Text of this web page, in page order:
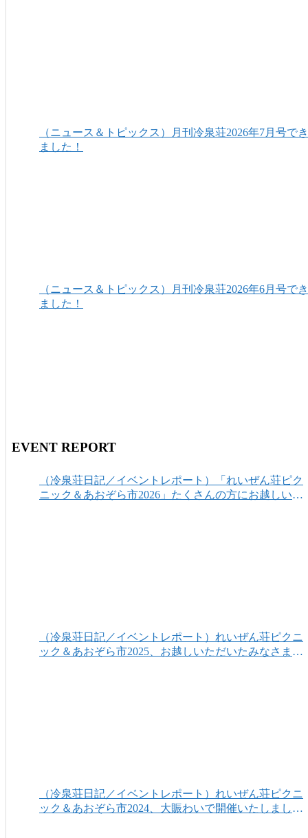
（ニュース＆トピックス）月刊冷泉荘2026年7月号でき
ました！
（ニュース＆トピックス）月刊冷泉荘2026年6月号でき
ました！
EVENT REPORT
（冷泉荘日記／イベントレポート）「れいぜん荘ピク
ニック＆あおぞら市2026」たくさんの方にお越しいた
（冷泉荘日記／イベントレポート）れいぜん荘ピクニ
ック＆あおぞら市2025、お越しいただいたみなさまあ
（冷泉荘日記／イベントレポート）れいぜん荘ピクニ
ック＆あおぞら市2024、大賑わいで開催いたしまし